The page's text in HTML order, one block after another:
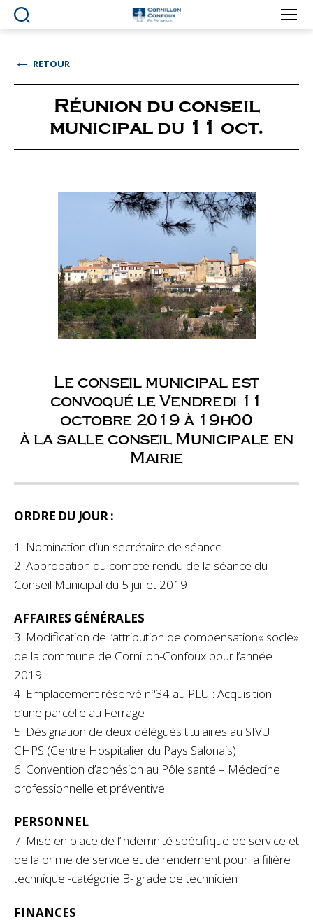
Ville
en
Provence
← RETOUR
Réunion du conseil
municipal du 11 oct.
Le conseil municipal est
convoqué le Vendredi 11
octobre 2019 à 19h00
à la salle conseil Municipale en
Mairie
ORDRE DU JOUR :
1. Nomination d’un secrétaire de séance
2. Approbation du compte rendu de la séance du
Conseil Municipal du 5 juillet 2019
AFFAIRES GÉNÉRALES
3. Modification de l’attribution de compensation« socle»
de la commune de Cornillon­-Confoux pour l’année
2019
4. Emplacement réservé n°34 au PLU : Acquisition
d’une parcelle au Ferrage
5. Désignation de deux délégués titulaires au SIVU
CHPS (Centre Hospitalier du Pays Salonais)
6. Convention d’adhésion au Pôle santé – Médecine
professionnelle et préventive
PERSONNEL
7. Mise en place de l’indemnité spécifique de service et
de la prime de service et de rendement pour la filière
technique -catégorie B- grade de technicien
FINANCES